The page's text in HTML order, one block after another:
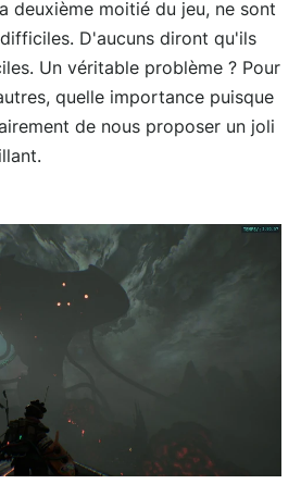
deuxième moitié du jeu, ne sont
D'aucuns diront qu'ils
Un véritable problème ? Pour
quelle importance puisque
de nous proposer un joli